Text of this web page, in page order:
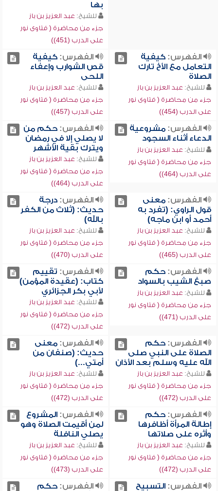
بها
للشيخ: عبد العزيز بن باز
جزء من محاضرة ( فتاوى نور
على الدرب (451))
الفهرس:كيفية
التعامل مع الأخ تارك
الصلاة
للشيخ: عبد العزيز بن باز
جزء من محاضرة ( فتاوى نور
على الدرب (454))
الفهرس:كيفية
قص الشوارب وإعفاء
اللحى
للشيخ: عبد العزيز بن باز
جزء من محاضرة ( فتاوى نور
على الدرب (457))
الفهرس:مشروعية
الدعاء أثناء السجود
للشيخ: عبد العزيز بن باز
جزء من محاضرة ( فتاوى نور
على الدرب (464))
الفهرس:حكم من
لا يصلي إلا في رمضان
ويترك بقية الأشهر
للشيخ: عبد العزيز بن باز
جزء من محاضرة ( فتاوى نور
على الدرب (464))
الفهرس:معنى
قول الراوي: (تفرد به
أحمد أو ابن ماجه)
للشيخ: عبد العزيز بن باز
جزء من محاضرة ( فتاوى نور
على الدرب (465))
الفهرس:درجة
حديث: (ثلاث من الكفر
بالله)
للشيخ: عبد العزيز بن باز
جزء من محاضرة ( فتاوى نور
على الدرب (470))
الفهرس:حكم
صبغ الشيب بالسواد
للشيخ: عبد العزيز بن باز
جزء من محاضرة ( فتاوى نور
على الدرب (471))
الفهرس: تقييم
كتاب: (عقيدة المؤمن)
لأبي بكر الجزائري
للشيخ: عبد العزيز بن باز
جزء من محاضرة ( فتاوى نور
على الدرب (472))
الفهرس:حكم
الصلاة على النبي صلى
الله عليه وسلم بعد الأذان
للشيخ: عبد العزيز بن باز
جزء من محاضرة ( فتاوى نور
على الدرب (472))
الفهرس:معنى
حديث: (صنفان من
أمتي...)
للشيخ: عبد العزيز بن باز
جزء من محاضرة ( فتاوى نور
على الدرب (472))
الفهرس:حكم
إطالة المرأة أظافرها
وأثره على صلاتها
للشيخ: عبد العزيز بن باز
جزء من محاضرة ( فتاوى نور
على الدرب (472))
الفهرس:المشروع
لمن أقيمت الصلاة وهو
يصلي النافلة
للشيخ: عبد العزيز بن باز
جزء من محاضرة ( فتاوى نور
على الدرب (473))
الفهرس:التسبيح
الفهرس:حكم